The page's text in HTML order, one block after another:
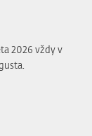
2026 vždy v